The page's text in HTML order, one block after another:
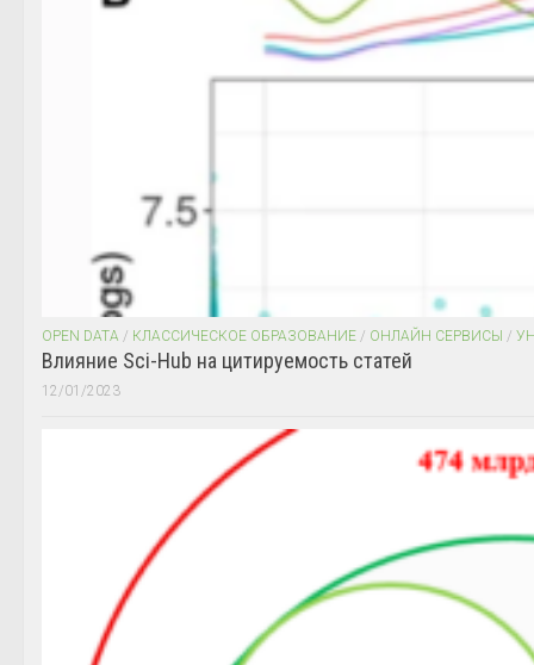
OPEN DATA / КЛАССИЧЕСКОЕ ОБРАЗОВАНИЕ / ОНЛАЙН СЕРВИСЫ /
Влияние Sci-Hub на цитируемость статей
12/01/2023